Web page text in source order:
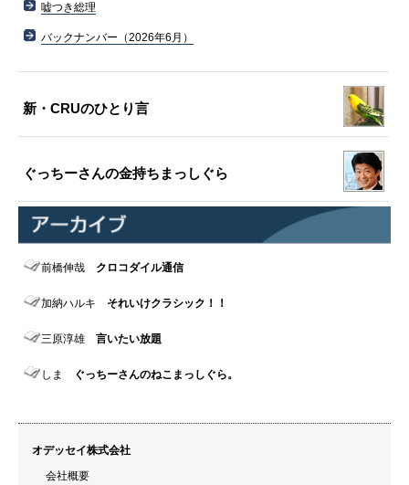
嘘つき総理
バックナンバー（2026年6月）
新・CRUのひとり言
ぐっちーさんの金持ちまっしぐら
前橋伸哉 クロコダイル通信
加納ハルキ それいけクラシック！！
三原淳雄 言いたい放題
しま ぐっちーさんのねこまっしぐら。
オデッセイ株式会社
会社概要